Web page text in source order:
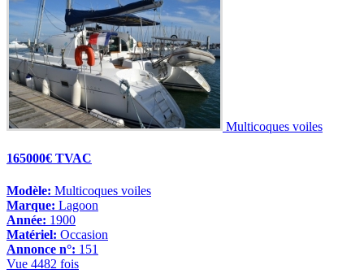
Multicoques voiles
165000€ TVAC
Modèle: Multicoques voiles
Marque: Lagoon
Année: 1900
Matériel: Occasion
Annonce n°: 151
Vue 4482 fois